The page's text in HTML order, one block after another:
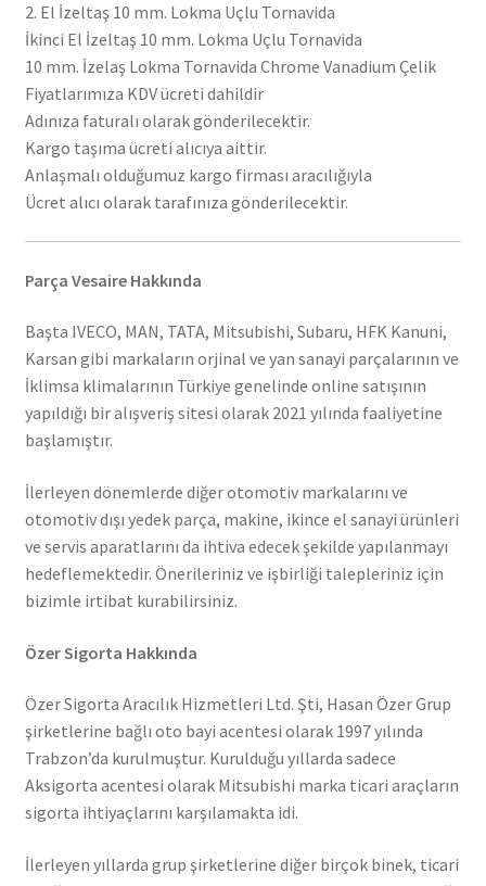
2. El İzeltaş 10 mm. Lokma Uçlu Tornavida
İkinci El İzeltaş 10 mm. Lokma Uçlu Tornavida
10 mm. İzelaş Lokma Tornavida Chrome Vanadium Çelik
Fiyatlarımıza KDV ücreti dahildir
Adınıza faturalı olarak gönderilecektir.
Kargo taşıma ücreti alıcıya aittir.
Anlaşmalı olduğumuz kargo firması aracılığıyla
Ücret alıcı olarak tarafınıza gönderilecektir.
Parça Vesaire Hakkında
Başta IVECO, MAN, TATA, Mitsubishi, Subaru, HFK Kanuni,
Karsan gibi markaların orjinal ve yan sanayi parçalarının ve
İklimsa klimalarının Türkiye genelinde online satışının
yapıldığı bir alışveriş sitesi olarak 2021 yılında faaliyetine
başlamıştır.
İlerleyen dönemlerde diğer otomotiv markalarını ve
otomotiv dışı yedek parça, makine, ikince el sanayi ürünleri
ve servis aparatlarını da ihtiva edecek şekilde yapılanmayı
hedeflemektedir. Önerileriniz ve işbirliği talepleriniz için
bizimle irtibat kurabilirsiniz.
Özer Sigorta Hakkında
Özer Sigorta Aracılık Hizmetleri Ltd. Şti, Hasan Özer Grup
şirketlerine bağlı oto bayi acentesi olarak 1997 yılında
Trabzon’da kurulmuştur. Kurulduğu yıllarda sadece
Aksigorta acentesi olarak Mitsubishi marka ticari araçların
sigorta ihtiyaçlarını karşılamakta idi.
İlerleyen yıllarda grup şirketlerine diğer birçok binek, ticari